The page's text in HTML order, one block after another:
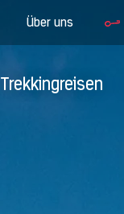
Über uns
Trekkingreisen